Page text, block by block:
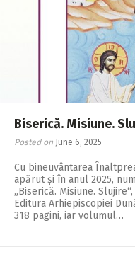
Biserică. Misiune.
Posted on June 6, 2025
Cu bineuvântarea
apărut și în anul 2025,
„Biserică. Misiune.
Editura Arhiepiscopiei
318 pagini, iar volumul…